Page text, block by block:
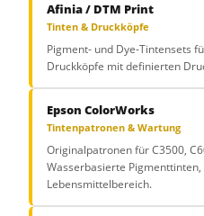
Afinia / DTM Print
Tinten & Druckköpfe
Pigment- und Dye-Tintensets
Druckköpfe mit definierten
Epson ColorWorks
Tintenpatronen & Wartung
Originalpatronen für C3500,
Wasserbasierte
Lebensmittelbereich.